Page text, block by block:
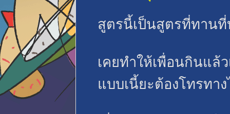
สูตรนี้เป็นสูตรที่ทานที่
เคยทำให้เพื่อนกินแล้
แบบเนี้ยะต้องโทรทา